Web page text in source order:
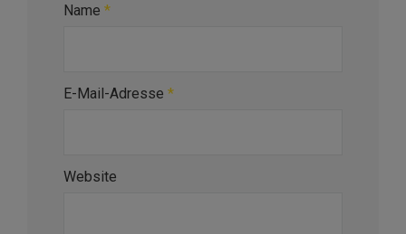
Name *
E-Mail-Adresse *
Website